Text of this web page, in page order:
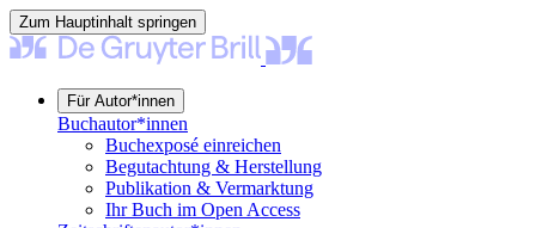
Zum Hauptinhalt springen
Für Autor*innen
Buchautor*innen
Buchexposé einreichen
Begutachtung & Herstellung
Publikation & Vermarktung
Ihr Buch im Open Access